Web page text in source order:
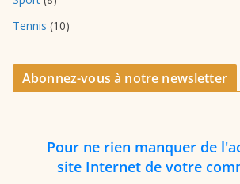
Tennis (10)
Abonnez-vous à notre newsletter
Pour ne rien manquer de
site Internet de votre